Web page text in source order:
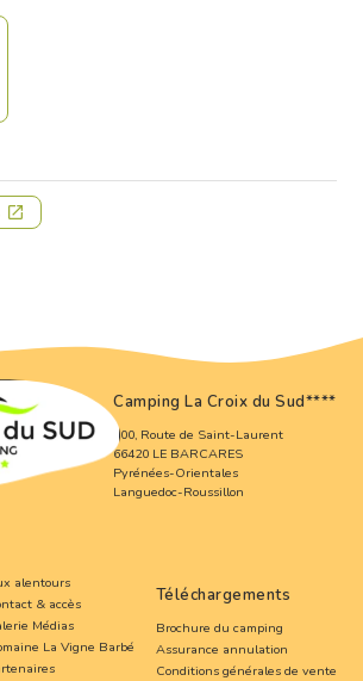
Camping La Croix du Sud****
800, Route de Saint-Laurent
66420 LE BARCARES
Pyrénées-Orientales
Languedoc-Roussillon
alentours
& accès
Médias
La Vigne Barbé
Téléchargements
Brochure du camping
Assurance annulation
Conditions générales de vente